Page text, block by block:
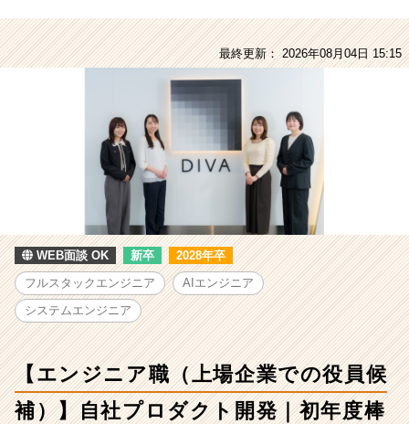
ア
（上
場
企
業
で
候
補）】
自
ダ
ク
ト
最終更新： 2026年08月04日 15:15
WEB面談 OK 新卒 2028年卒
フルスタックエンジニア AIエンジニア
システムエンジニア
【エンジニア職（上場企業での役員候
補）】自社プロダクト開発｜初年度棒